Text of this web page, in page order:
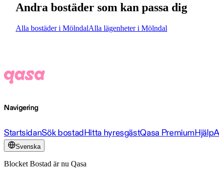
Andra bostäder som kan passa dig
Alla bostäder i MölndalAlla lägenheter i Mölndal
Navigering
StartsidanSök bostadHitta hyresgästQasa PremiumHjälp
Svenska
Blocket Bostad är nu Qasa